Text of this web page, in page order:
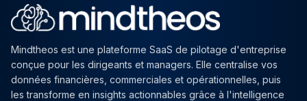
Mindtheos est une plateforme SaaS de pilotage d'entreprise
conçue pour les dirigeants et managers. Elle centralise vos
données financières, commerciales et opérationnelles, puis
les transforme en insights actionnables grâce à l'intelligence